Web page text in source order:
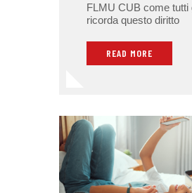
FLMU CUB come tutti
ricorda questo diritto
READ MORE